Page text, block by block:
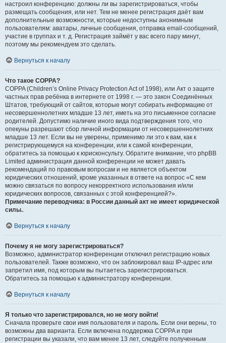
настроил конференцию: должны ли вы зарегистрироваться, чтобы
размещать сообщения, или нет. Тем не менее регистрация даёт вам
дополнительные возможности, которые недоступны анонимным
пользователям: аватары, личные сообщения, отправка email-сообщений,
участие в группах и т. д. Регистрация займёт у вас всего пару минут,
поэтому мы рекомендуем это сделать.
Вернуться к началу
Что такое COPPA?
COPPA (Children’s Online Privacy Protection Act of 1998), или Акт о защите
частных прав ребёнка в интернете от 1998 г. — это закон Соединённых
Штатов, требующий от сайтов, которые могут собирать информацию от
несовершеннолетних младше 13 лет, иметь на это письменное согласие
родителей. Допустимо наличие иного вида подтверждения того, что
опекуны разрешают сбор личной информации от несовершеннолетних
младше 13 лет. Если вы не уверены, применимо ли это к вам, как к
регистрирующемуся на конференции, или к самой конференции,
обратитесь за помощью к юрисконсульту. Обратите внимание, что phpBB
Limited администрация данной конференции не может давать
рекомендаций по правовым вопросам и не является объектом
юридических отношений, кроме указанных в ответе на вопрос «С кем
можно связаться по вопросу некорректного использования и/или
юридических вопросов, связанных с этой конференцией?».
Примечание переводчика: в России данный акт не имеет юридической
силы..
Вернуться к началу
Почему я не могу зарегистрироваться?
Возможно, администратор конференции отключил регистрацию новых
пользователей. Также возможно, что он заблокировал ваш IP-адрес или
запретил имя, под которым вы пытаетесь зарегистрироваться.
Обратитесь за помощью к администратору конференции.
Вернуться к началу
Я только что зарегистрировался, но не могу войти!
Сначала проверьте свои имя пользователя и пароль. Если они верны, то
возможны два варианта. Если включена поддержка COPPA и при
регистрации вы указали, что вам менее 13 лет, следуйте полученным